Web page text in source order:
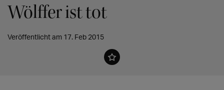
Wölffer ist tot
Veröffentlicht am 17. Feb 2015